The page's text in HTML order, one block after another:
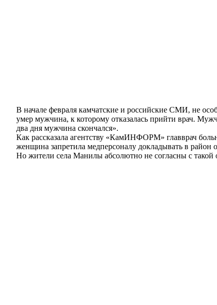
В начале февраля камчатские и российские СМИ, не
умер мужчина, к которому отказалась прийти врач.
два дня мужчина скончался».
Как рассказала агентству «КамИНФОРМ» главврач
женщина запретила медперсоналу докладывать в район
Но жители села Манилы абсолютно не согласны с такой